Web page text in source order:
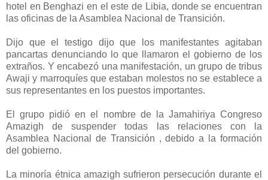
hotel en Benghazi en el este de Libia, donde se encuentran
las oficinas de la Asamblea Nacional de Transición.
Dijo que el testigo dijo que los manifestantes agitaban
pancartas denunciando lo que llamaron el gobierno de los
extraños. Y encabezó una manifestación, un grupo de tribus
Awaji y marroquíes que estaban molestos no se establece a
sus representantes en los puestos importantes.
El grupo pidió en el nombre de la Jamahiriya Congreso
Amazigh de suspender todas las relaciones con la
Asamblea Nacional de Transición , debido a la formación
del gobierno.
La minoría étnica amazigh sufrieron persecución durante el